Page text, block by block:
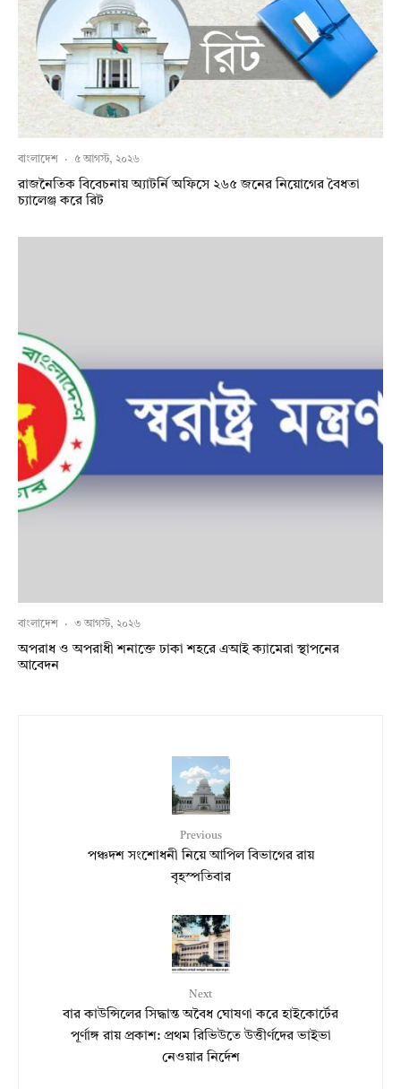
বাংলাদেশ · ৫ আগস্ট, ২০২৬
রাজনৈতিক বিবেচনায় অ‍্যাটর্নি অফিসে ২৬৫ জনের নিয়োগের বৈধতা
চ্যালেঞ্জ করে রিট
বাংলাদেশ · ৩ আগস্ট, ২০২৬
অপরাধ ও অপরাধী শনাক্তে ঢাকা শহরে এআই ক্যামেরা স্থাপনের
আবেদন
Previous
পঞ্চদশ সংশোধনী নিয়ে আপিল বিভাগের রায়
বৃহস্পতিবার
Next
বার কাউন্সিলের সিদ্ধান্ত অবৈধ ঘোষণা করে হাইকোর্টের
পূর্ণাঙ্গ রায় প্রকাশ: প্রথম রিভিউতে উত্তীর্ণদের ভাইভা
নেওয়ার নির্দেশ